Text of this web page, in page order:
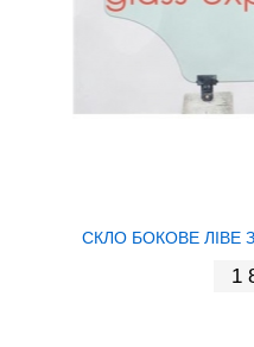
СКЛО БОКОВЕ ЛІВЕ
1